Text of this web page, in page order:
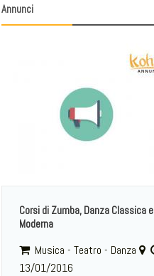
Annunci
Corsi di Zumba, Danza Classica e
Moderna
Musica - Teatro - Danza
13/01/2016